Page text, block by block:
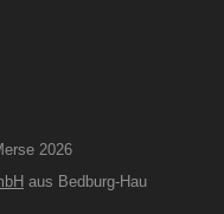
2026
aus Bedburg-Hau